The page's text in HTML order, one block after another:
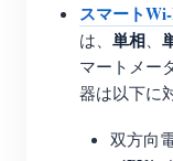
スマート
は、 単相、
マートメー
器は以下に
双方向